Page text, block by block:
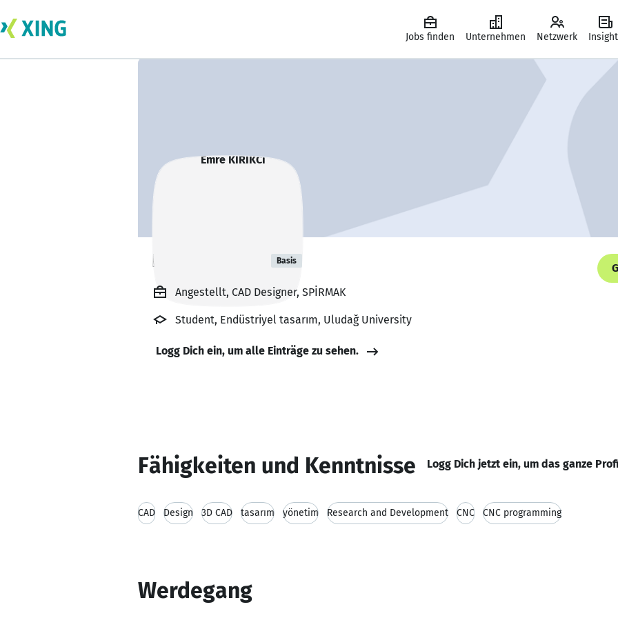
Jobs finden Unternehmen Netzwerk
Emre KIRIKCI Basis
Angestellt, CAD Designer, SPİRMAK
Student, Endüstriyel tasarım, Uludağ University
Logg Dich ein, um alle Einträge zu sehen.
Fähigkeiten und Kenntnisse Logg Dich jetzt ein, um das ganze
CAD Design 3D CAD tasarım yönetim Research and Development CNC CNC programming
Werdegang